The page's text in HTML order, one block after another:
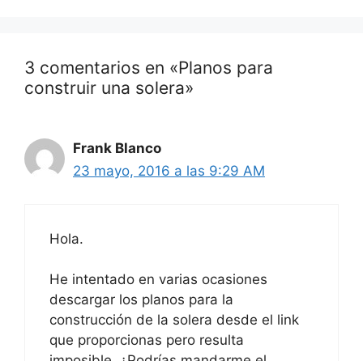
3 comentarios en «Planos para
construir una solera»
Frank Blanco
23 mayo, 2016 a las 9:29 AM
Hola.
He intentado en varias ocasiones
descargar los planos para la
construcción de la solera desde el link
que proporcionas pero resulta